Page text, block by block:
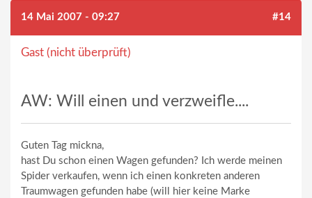
14 Mai 2007 - 09:27 #14
Gast (nicht überprüft)
AW: Will einen und verzweifle....
Guten Tag mickna,
hast Du schon einen Wagen gefunden? Ich werde meinen
Spider verkaufen, wenn ich einen konkreten anderen
Traumwagen gefunden habe (will hier keine Marke